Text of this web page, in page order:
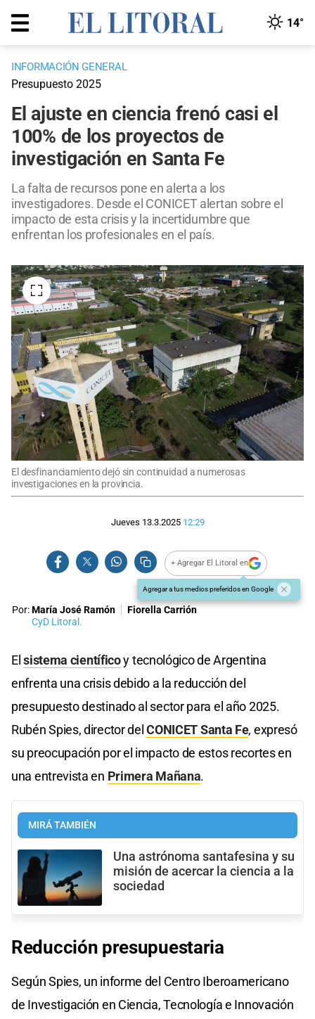
14°
INFORMACIÓN GENERAL
Presupuesto 2025
El ajuste en ciencia frenó casi el
100% de los proyectos de
investigación en Santa Fe
La falta de recursos pone en alerta a los
investigadores. Desde el CONICET alertan sobre el
impacto de esta crisis y la incertidumbre que
enfrentan los profesionales en el país.
El desfinanciamiento dejó sin continuidad a numerosas
investigaciones en la provincia.
Jueves 13.3.2025 12:29
+ Agregar El Litoral en
Agregar a tus medios preferidos en Google
Por:María José Ramón
CyD Litoral.
Fiorella Carrión
Elsistema científicoy tecnológico de Argentina
enfrenta una crisis debido a la reducción del
presupuesto destinado al sector para el año 2025.
Rubén Spies, director delCONICET Santa Fe, expresó
su preocupación por el impacto de estos recortes en
una entrevista en Primera Mañana.
MIRÁ TAMBIÉN
Una astrónoma santafesina y su
misión de acercar la ciencia a la
sociedad
Reducción presupuestaria
Según Spies, un informe del Centro Iberoamericano
de Investigación en Ciencia, Tecnología e Innovación